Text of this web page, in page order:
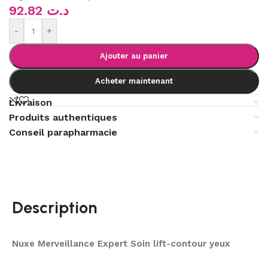
د.ت
- +
Ajouter au panier
Acheter maintenant
Livraison
Produits authentiques
Conseil parapharmacie
Description
Nuxe Merveillance Expert Soin lift-contour yeux